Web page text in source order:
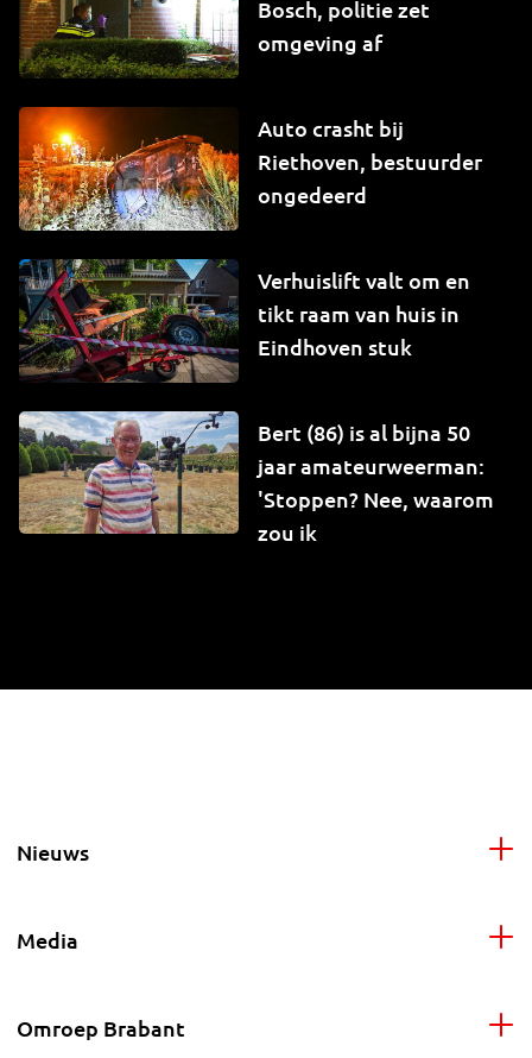
Bosch, politie zet
omgeving af
Auto crasht bij
Riethoven, bestuurder
ongedeerd
Verhuislift valt om en
tikt raam van huis in
Eindhoven stuk
Bert (86) is al bijna 50
jaar amateurweerman:
'Stoppen? Nee, waarom
zou ik
Nieuws
Media
Omroep Brabant